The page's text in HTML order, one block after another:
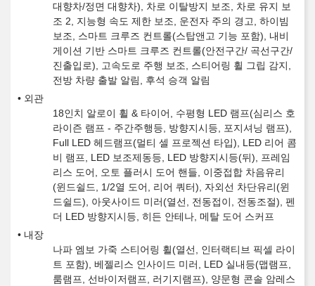
대향차/정면 대향차), 차로 이탈방지 보조, 차로 유지 보
조 2, 지능형 속도 제한 보조, 운전자 주의 경고, 하이빔
보조, 스마트 크루즈 컨트롤(스탑앤고 기능 포함), 내비
게이션 기반 스마트 크루즈 컨트롤(안전구간/ 곡선구간/
진출입로), 고속도로 주행 보조, 스티어링 휠 그립 감지,
전방 차량 출발 알림, 후석 승객 알림
외관
18인치 알로이 휠 & 타이어, 수평형 LED 램프(심리스 호
라이즌 램프 - 주간주행등, 방향지시등, 포지셔닝 램프),
Full LED 헤드램프(멀티 셀 프로젝션 타입), LED 리어 콤
비 램프, LED 보조제동등, LED 방향지시등(뒤), 프레임
리스 도어, 오토 플러시 도어 핸들, 이중접합 차음유리
(윈드쉴드, 1/2열 도어, 리어 쿼터), 자외선 차단유리(윈
드쉴드), 아웃사이드 미러(열선, 전동접이, 전동조절), 펜
더 LED 방향지시등, 히든 안테나, 메탈 도어 스커프
내장
나파 엠보 가죽 스티어링 휠(열선, 인터랙티브 픽셀 라이
트 포함), 베젤리스 인사이드 미러, LED 실내등(맵램프,
룸램프, 선바이저램프, 러기지램프), 양문형 콘솔 암레스